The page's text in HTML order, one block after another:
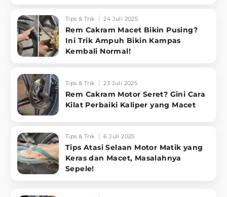
Tips & Trik 24 Juli 2025
Rem Cakram Macet Bikin Pusing?
Ini Trik Ampuh Bikin Kampas
Kembali Normal!
Tips & Trik 23 Juli 2025
Rem Cakram Motor Seret? Gini Cara
Kilat Perbaiki Kaliper yang Macet
Tips & Trik 6 Juli 2025
Tips Atasi Selaan Motor Matik yang
Keras dan Macet, Masalahnya
Sepele!